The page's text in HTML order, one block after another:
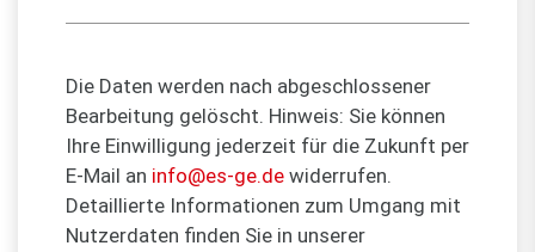
Die Daten werden nach abgeschlossener
Bearbeitung gelöscht. Hinweis: Sie können
Ihre Einwilligung jederzeit für die Zukunft per
E-Mail an info@es-ge.de widerrufen.
Detaillierte Informationen zum Umgang mit
Nutzerdaten finden Sie in unserer